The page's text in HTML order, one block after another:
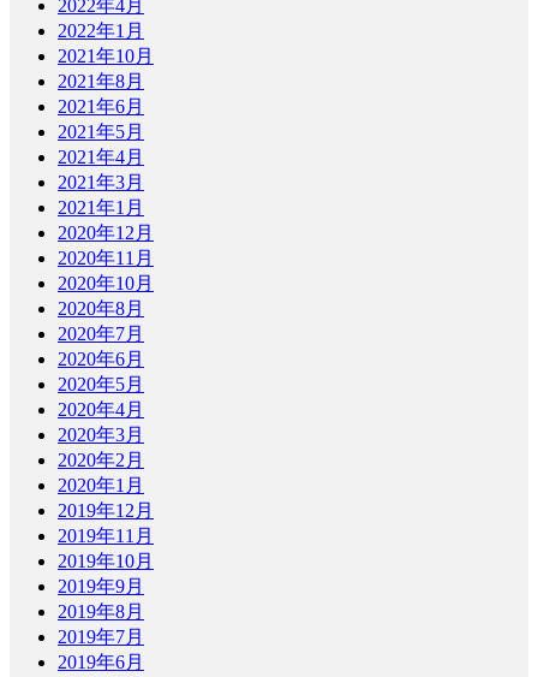
2022年4月
2022年1月
2021年10月
2021年8月
2021年6月
2021年5月
2021年4月
2021年3月
2021年1月
2020年12月
2020年11月
2020年10月
2020年8月
2020年7月
2020年6月
2020年5月
2020年4月
2020年3月
2020年2月
2020年1月
2019年12月
2019年11月
2019年10月
2019年9月
2019年8月
2019年7月
2019年6月